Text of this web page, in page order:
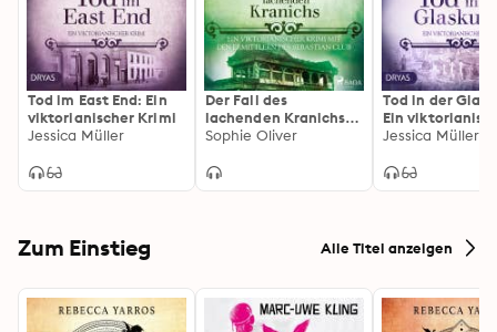
Tod im East End: Ein
viktorianischer Krimi
Jessica Müller
Der Fall des
lachenden Kranichs:
Ein viktorianischer
Ermittlern des
Sophie Oliver
Tod in der
Ein
Krimi
Jessica Müller
Zum Einstieg Alle Titel anzeigen